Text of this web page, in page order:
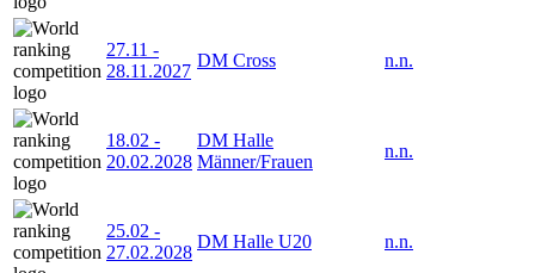
27.11 -
28.11.2027
DM Cross n.n.
18.02 -
20.02.2028
DM Halle
Männer/Frauen
n.n.
25.02 -
27.02.2028
DM Halle U20 n.n.